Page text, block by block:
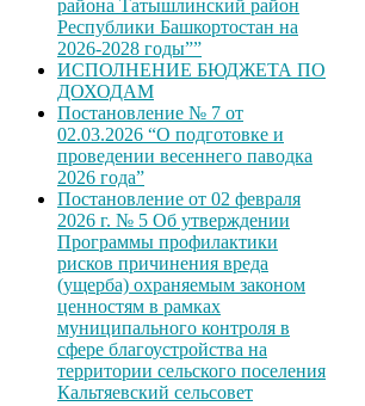
района Татышлинский район
Республики Башкортостан на
2026-2028 годы””
ИСПОЛНЕНИЕ БЮДЖЕТА ПО
ДОХОДАМ
Постановление № 7 от
02.03.2026 “О подготовке и
проведении весеннего паводка
2026 года”
Постановление от 02 февраля
2026 г. № 5 Об утверждении
Программы профилактики
рисков причинения вреда
(ущерба) охраняемым законом
ценностям в рамках
муниципального контроля в
сфере благоустройства на
территории сельского поселения
Кальтяевский сельсовет